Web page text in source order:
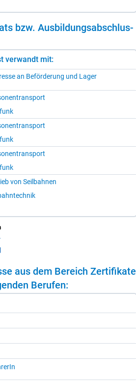
bzw. Aus­bil­dungs­ab­schlus­
verwandt mit:
an Beförderung und Lager
von Seilbahnen
aus dem Be­reich Zer­ti­fi­ka­te
Be­ru­fen: